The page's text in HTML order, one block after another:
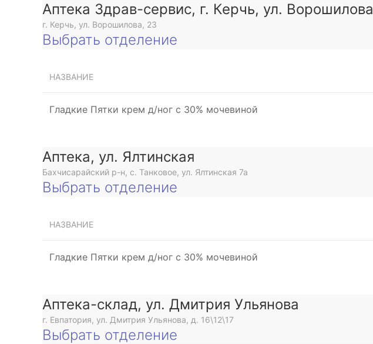
Аптека Здрав-сервис, г. Керчь, ул. Ворошилова
г. Керчь, ул. Ворошилова, 23
Выбрать отделение
НАЗВАНИЕ
Гладкие Пятки крем д/ног с 30% мочевиной
Аптека, ул. Ялтинская
Бахчисарайский р-н, с. Танковое, ул. Ялтинская 7а
Выбрать отделение
НАЗВАНИЕ
Гладкие Пятки крем д/ног с 30% мочевиной
Аптека-склад, ул. Дмитрия Ульянова
г. Евпатория, ул. Дмитрия Ульянова, д. 16\12\17
Выбрать отделение